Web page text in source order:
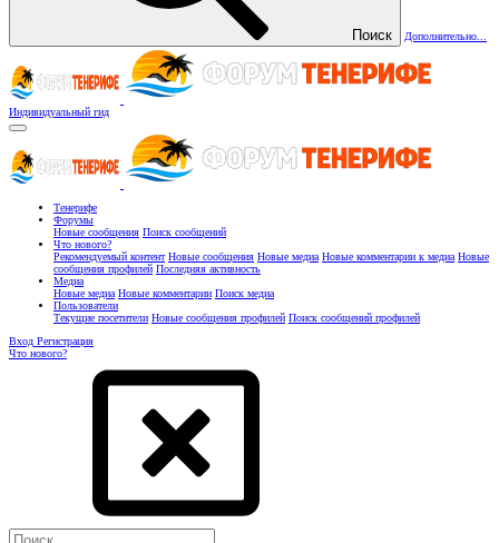
Поиск Дополнительно...
Индивидуальный гид
Тенерифе
Форумы
Новые сообщения Поиск сообщений
Что нового?
Рекомендуемый контент Новые сообщения Новые медиа Новые комментарии к медиа Новые
сообщения профилей Последняя активность
Медиа
Новые медиа Новые комментарии Поиск медиа
Пользователи
Текущие посетители Новые сообщения профилей Поиск сообщений профилей
Вход Регистрация
Что нового?